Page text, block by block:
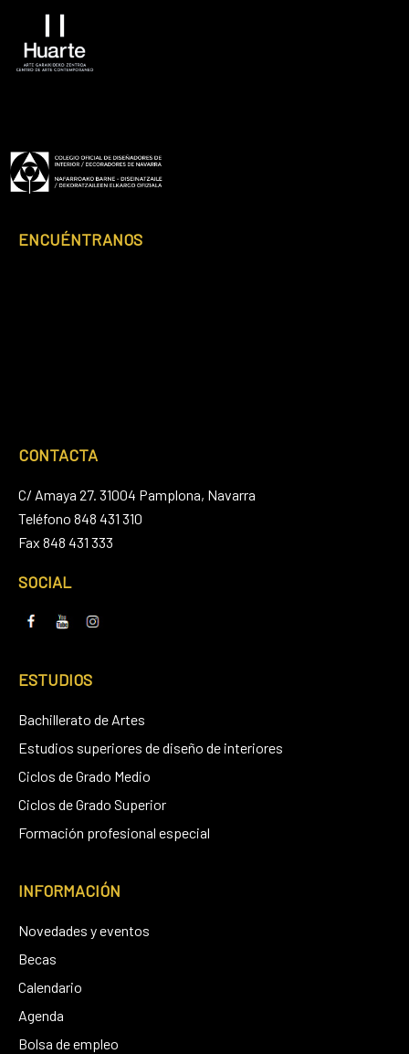
Footer
ENCUÉNTRANOS
CONTACTA
C/ Amaya 27. 31004 Pamplona, Navarra
Teléfono 848 431 310
Fax 848 431 333
SOCIAL
ESTUDIOS
Bachillerato de Artes
Estudios superiores de diseño de interiores
Ciclos de Grado Medio
Ciclos de Grado Superior
Formación profesional especial
INFORMACIÓN
Novedades y eventos
Becas
Calendario
Agenda
Bolsa de empleo